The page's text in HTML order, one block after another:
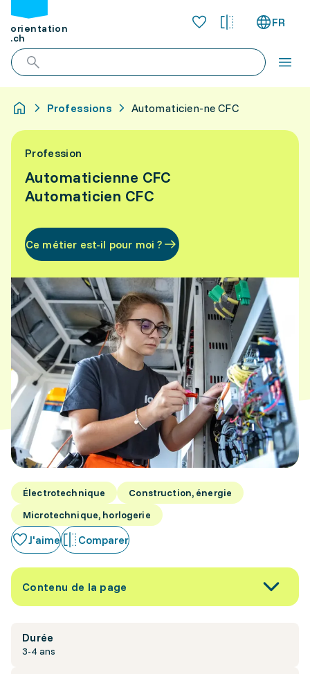
orientation
.ch
FR
Professions Automaticien-ne CFC
Profession
Automaticienne CFC
Automaticien CFC
Ce métier est-il pour moi ?
Électrotechnique
Construction, énergie
Microtechnique, horlogerie
J'aime Comparer
Contenu de la page
Durée
3-4 ans